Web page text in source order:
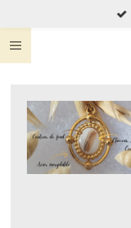
au
contenu
principal